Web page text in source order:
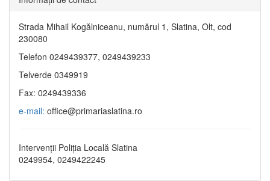
Strada Mihail Kogălniceanu, numărul 1, Slatina, Olt, cod
230080
Telefon 0249439377, 0249439233
Telverde 0349919
Fax: 0249439336
e-mail: office@primariaslatina.ro
Intervenții Poliția Locală Slatina
0249954, 0249422245